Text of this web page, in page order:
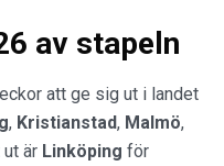
av stapeln
att ge sig ut i landet
, Kristianstad, Malmö,
är Linköping för